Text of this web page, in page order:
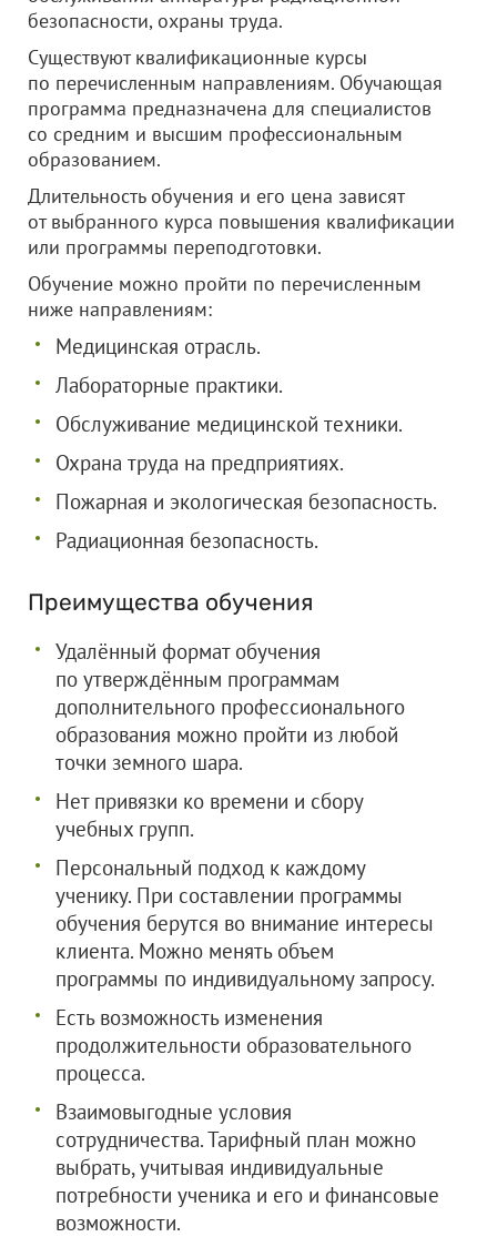
безопасности, охраны труда.
Существуют квалификационные курсы
по перечисленным направлениям. Обучающая
программа предназначена для специалистов
со средним и высшим профессиональным
образованием.
Длительность обучения и его цена зависят
от выбранного курса повышения квалификации
или программы переподготовки.
Обучение можно пройти по перечисленным
ниже направлениям:
Медицинская отрасль.
Лабораторные практики.
Обслуживание медицинской техники.
Охрана труда на предприятиях.
Пожарная и экологическая безопасность.
Радиационная безопасность.
Преимущества обучения
Удалённый формат обучения
по утверждённым программам
дополнительного профессионального
образования можно пройти из любой
точки земного шара.
Нет привязки ко времени и сбору
учебных групп.
Персональный подход к каждому
ученику. При составлении программы
обучения берутся во внимание интересы
клиента. Можно менять объем
программы по индивидуальному запросу.
Есть возможность изменения
продолжительности образовательного
процесса.
Взаимовыгодные условия
сотрудничества. Тарифный план можно
выбрать, учитывая индивидуальные
потребности ученика и его и финансовые
возможности.